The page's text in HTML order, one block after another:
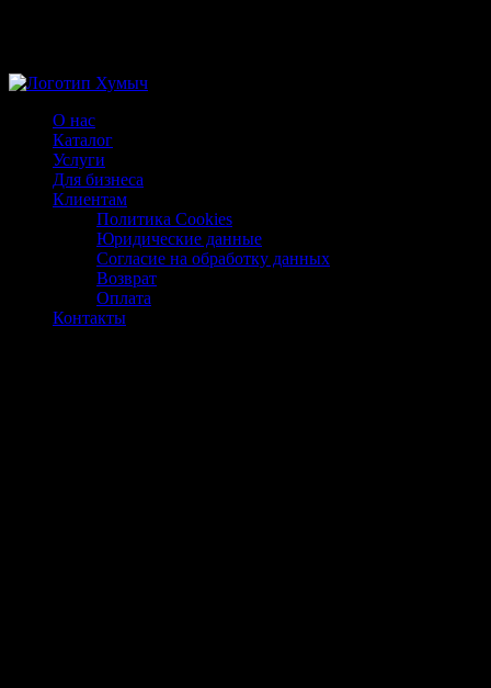
О нас
Каталог
Услуги
Для бизнеса
Клиентам
Политика Cookies
Юридические данные
Согласие на обработку данных
Возврат
Оплата
Контакты